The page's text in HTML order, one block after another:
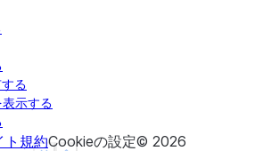
る
示する
ト規約Cookieの設定© 2026